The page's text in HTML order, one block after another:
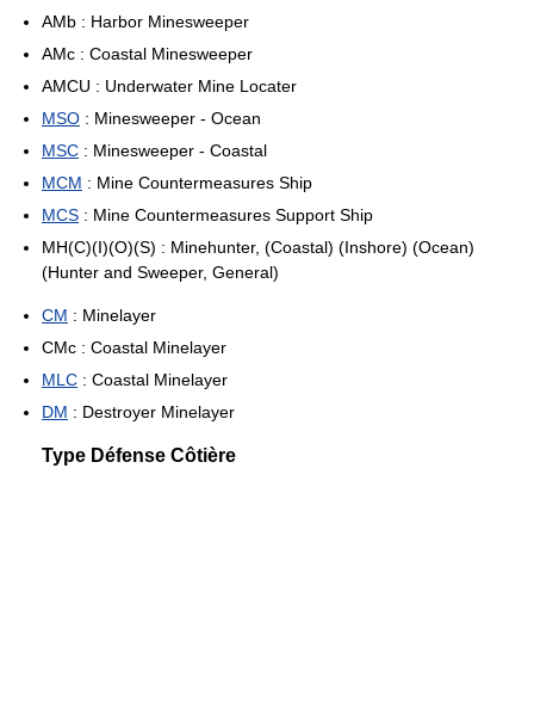
AMb : Harbor Minesweeper
AMc : Coastal Minesweeper
AMCU : Underwater Mine Locater
MSO : Minesweeper - Ocean
MSC : Minesweeper - Coastal
MCM : Mine Countermeasures Ship
MCS : Mine Countermeasures Support Ship
MH(C)(I)(O)(S) : Minehunter, (Coastal) (Inshore) (Ocean)
(Hunter and Sweeper, General)
CM : Minelayer
CMc : Coastal Minelayer
MLC : Coastal Minelayer
DM : Destroyer Minelayer
Type Défense Côtière